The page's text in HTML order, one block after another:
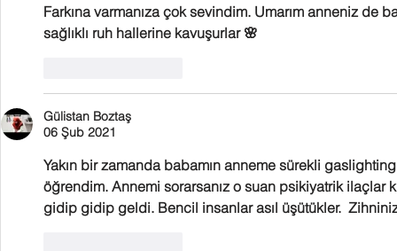
Farkına varmanıza çok sevindim. Umarım anneniz de
sağlıklı ruh hallerine kavuşurlar 🌸
Gülistan Boztaş
06 Şub 2021
Yakın bir zamanda babamın anneme sürekli
öğrendim. Annemi sorarsanız o suan psikiyatrik ilaçlar
gidip gidip geldi. Bencil insanlar asıl üşütükler.